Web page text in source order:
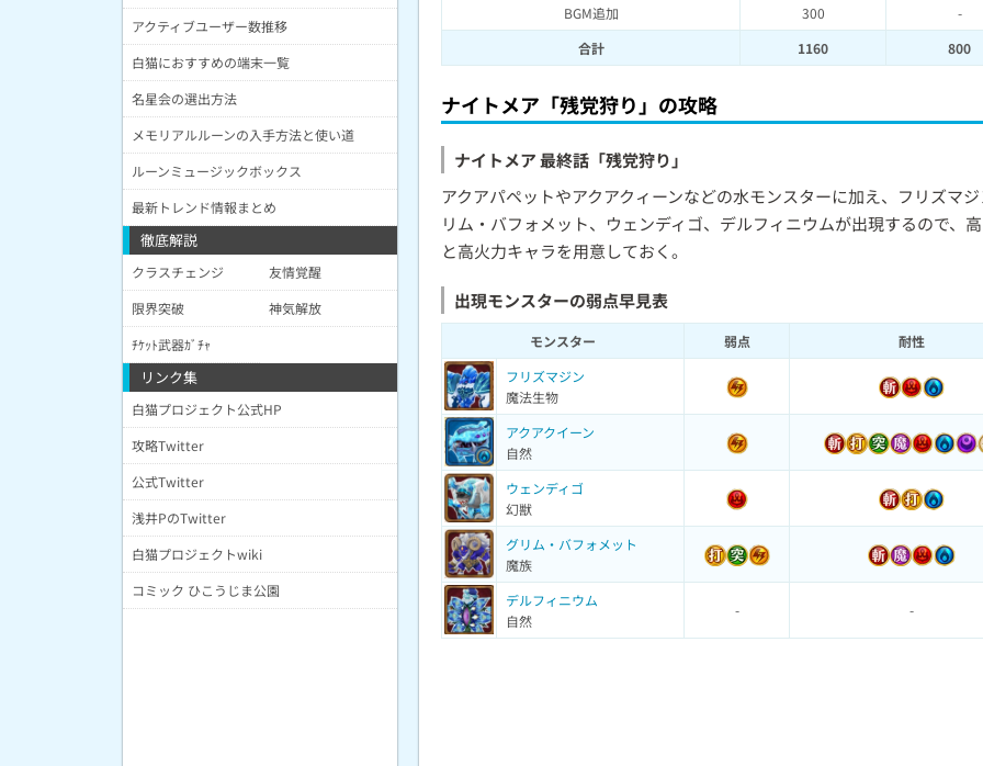
BGM追加
300
-
合計
1160 800
ナイトメア「残党狩り」の攻略
ナイトメア 最終話「残党狩り」
アクアパペットやアクアクィーンなどの水モンスターに加え、フリズマ
リム・バフォメット、ウェンディゴ、デルフィニウムが出現するので、
と高火力キャラを用意しておく。
出現モンスターの弱点早見表
モンスター 弱点
耐性
フリズマジン
魔法生物
アクアクイーン
自然
ウェンディゴ
幻獣
グリム・バフォメット
魔族
デルフィニウム
自然
- -
アクティブユーザー数推移
白猫におすすめの端末一覧
名星会の選出方法
メモリアルルーンの入手方法と使い道
ルーンミュージックボックス
最新トレンド情報まとめ
徹底解説
クラスチェンジ
友情覚醒
限界突破
神気解放
ﾁｹｯﾄ武器ｶﾞﾁｬ
リンク集
白猫プロジェクト公式HP
攻略Twitter
公式Twitter
浅井PのTwitter
白猫プロジェクトwiki
コミック ひこうじま公園